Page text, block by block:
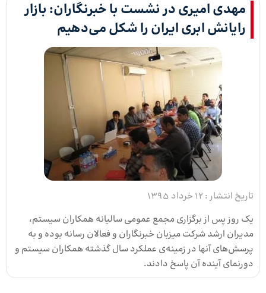
مهدی امیری در نشست با خبرنگاران: بازار
رایانش ابری ایران را شکل می‌دهیم
تاریخ انتشار : 12 خرداد 1395
یک روز پس از برگزاری مجمع عمومی سالیانه همکاران سیستم،
مدیران ارشد شرکت میزبان خبرنگاران و فعالان رسانه‌ بوده و به
پرسش‌‌های آنها در زمینه‌ی عملکرد سال گذشته همکاران سیستم و
دورنمای آینده آن پاسخ دادند.